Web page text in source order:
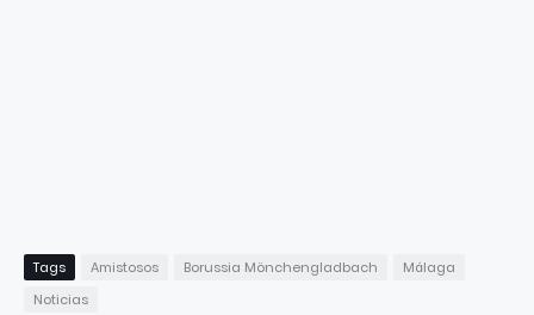
Tags Amistosos Borussia Mönchengladbach
Málaga
Noticias